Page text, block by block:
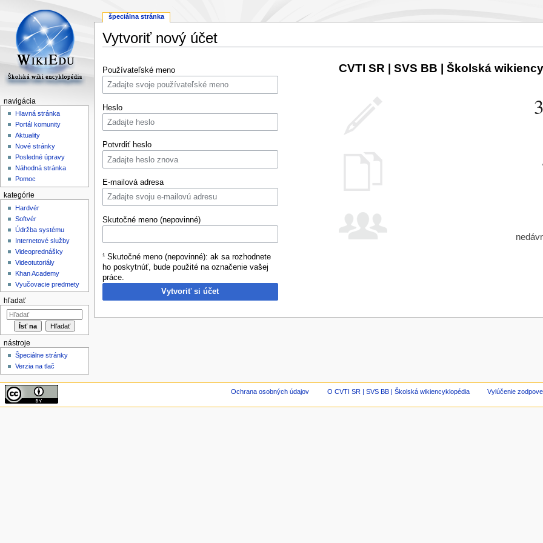
Vytvoriť nový účet
na
navigaci
na
vyhledávání
Používateľské meno
Heslo
Potvrdiť heslo
E-mailová adresa
Skutočné meno (nepovinné)
¹ Skutočné meno (nepovinné): ak sa rozhodnete
ho poskytnúť, bude použité na označenie vašej
práce.
Vytvoriť si účet
CVTI SR | SVS BB | Školská
špeciálna stránka
navigácia
Hlavná stránka
Portál komunity
Aktuality
Nové stránky
Posledné úpravy
Náhodná stránka
Pomoc
kategórie
Hardvér
Softvér
Údržba systému
Internetové služby
Videoprednášky
Videotutoriály
Khan Academy
Vyučovacie predmety
hľadať
nástroje
Špeciálne stránky
Verzia na tlač
Ochrana osobných údajov O CVTI SR | SVS BB | Školská wikiencyklopédia Vylúčenie